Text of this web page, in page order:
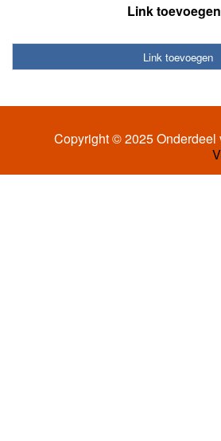
Link toevoegen
Link toevoegen
Copyright © 2025 Onderdeel